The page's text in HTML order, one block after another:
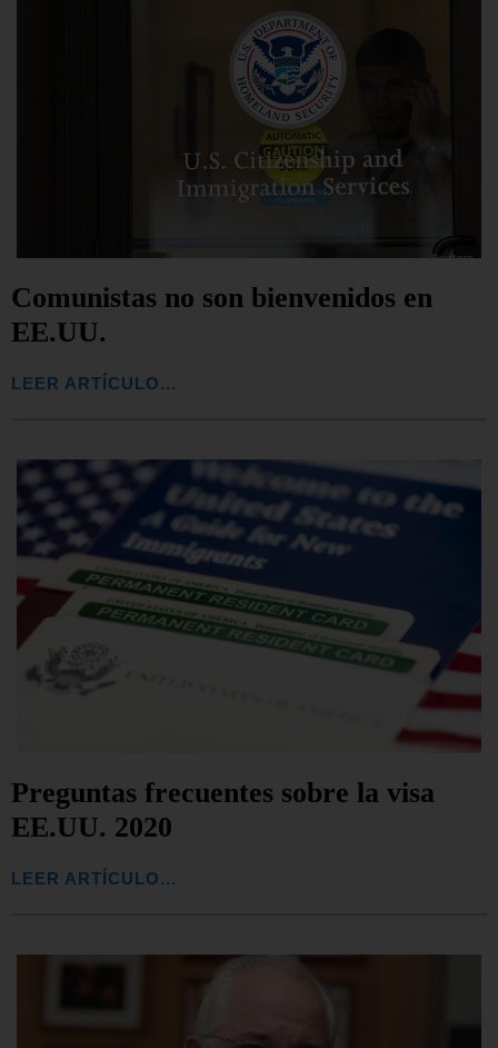
Comunistas no son bienvenidos en
EE.UU.
LEER ARTÍCULO...
Preguntas frecuentes sobre la visa
EE.UU. 2020
LEER ARTÍCULO...